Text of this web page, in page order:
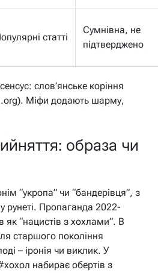
статті
Сумнівна, не
підтверджено
слов’янське коріння
Міфи додають шарму,
образа чи
“укропа” чи “бандерівця”, з
рунеті. Пропаганда 2022-
як “нацистів з хохлами”. В
старшого покоління
– іронія чи виклик. У
набирає обертів з